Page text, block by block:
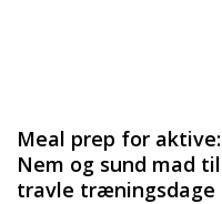
Meal prep for aktive:
Nem og sund mad til
travle træningsdage